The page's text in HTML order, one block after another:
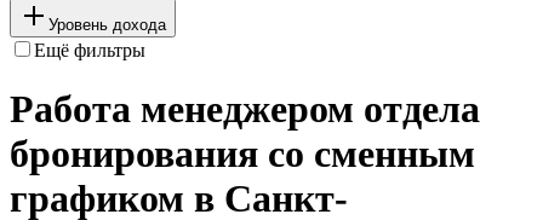
Уровень дохода
Ещё фильтры
Работа менеджером отдела
бронирования со сменным
графиком в Санкт-